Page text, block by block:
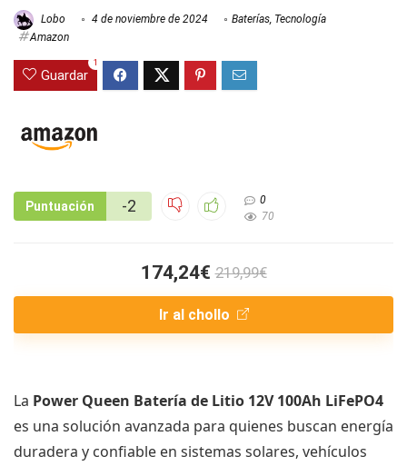
Lobo 4 de noviembre de 2024 Baterías, Tecnología
Amazon
Guardar
1
Puntuación -2
0
70
174,24€ 219,99€
Ir al chollo
La Power Queen Batería de Litio 12V 100Ah LiFePO4
es una solución avanzada para quienes buscan energía
duradera y confiable en sistemas solares, vehículos